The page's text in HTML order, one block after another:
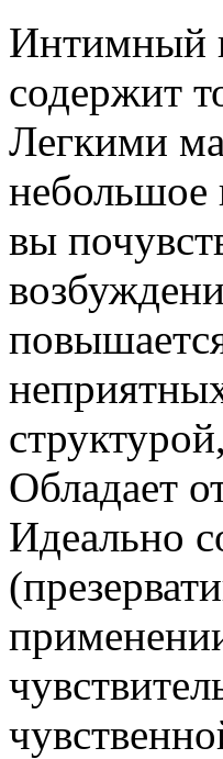
Интимный
содержит
Легкими
небольшое
вы
Обладает
Идеально